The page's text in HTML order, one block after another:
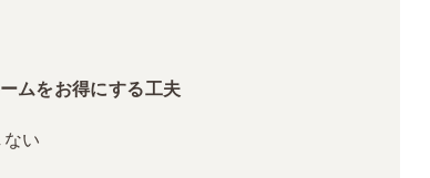
ムをお得にする工夫
い